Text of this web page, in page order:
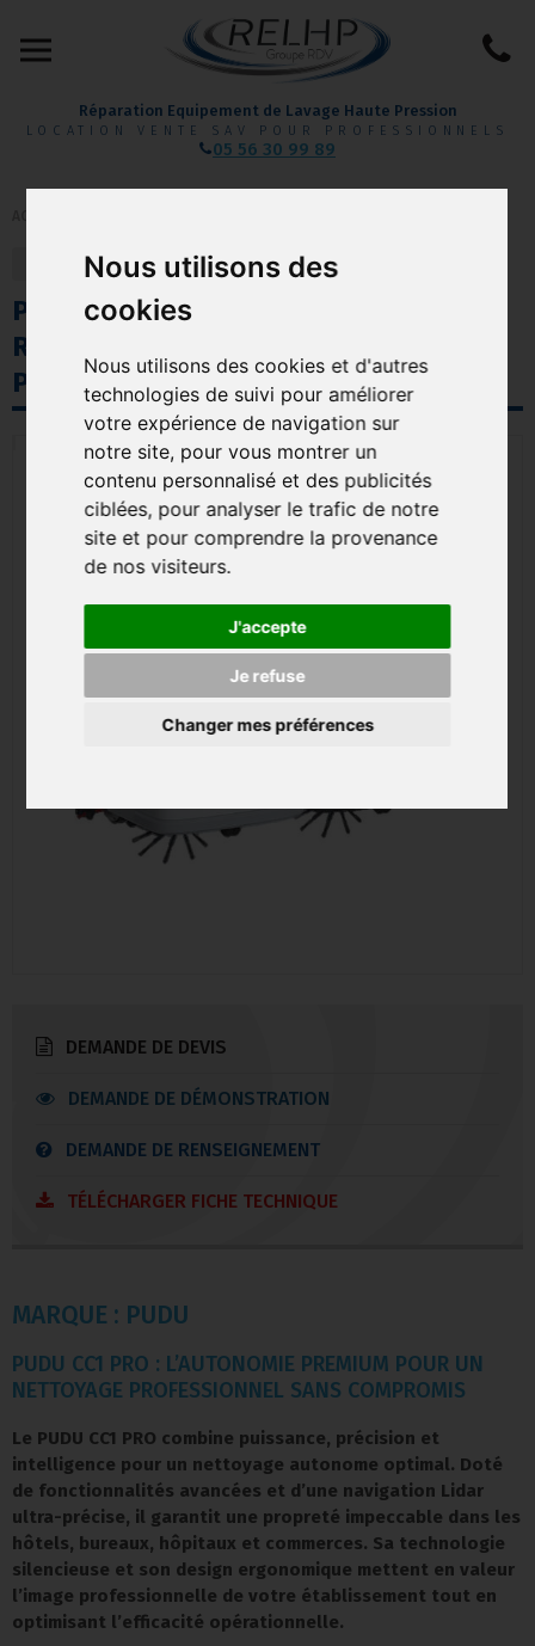
Nous utilisons des
cookies
Nous utilisons des cookies et d'autres
technologies de suivi pour améliorer
votre expérience de navigation sur
notre site, pour vous montrer un
contenu personnalisé et des publicités
ciblées, pour analyser le trafic de notre
site et pour comprendre la provenance
de nos visiteurs.
J'accepte
Je refuse
Changer mes préférences
Réparation Equipement de Lavage Haute Pression
LOCATION VENTE SAV POUR PROFESSIONNELS
05 56 30 99 89
retour précédent
PUDU CC1 PRO - AUTOLAVEUSE
ROBOT DE NETTOYAGE AUTONOME
PUDU
DEMANDE DE DEVIS
DEMANDE DE DÉMONSTRATION
DEMANDE DE RENSEIGNEMENT
TÉLÉCHARGER FICHE TECHNIQUE
MARQUE : PUDU
PUDU CC1 PRO : L’AUTONOMIE PREMIUM POUR UN
NETTOYAGE PROFESSIONNEL SANS COMPROMIS
Le PUDU CC1 PRO combine puissance, précision et
intelligence pour un nettoyage autonome optimal. Doté
de fonctionnalités avancées et d’une navigation Lidar
ultra-précise, il garantit une propreté impeccable dans les
hôtels, bureaux, hôpitaux et commerces. Sa technologie
silencieuse et son design ergonomique mettent en valeur
l’image professionnelle de votre établissement tout en
optimisant l’efficacité opérationnelle.